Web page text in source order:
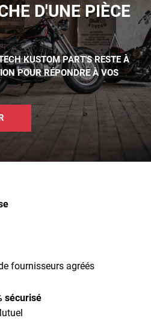
D'UNE PIÈCE
KUSTOM PART'S RESTE À
POUR RÉPONDRE À VOS
fournisseurs agréés
sécurisé